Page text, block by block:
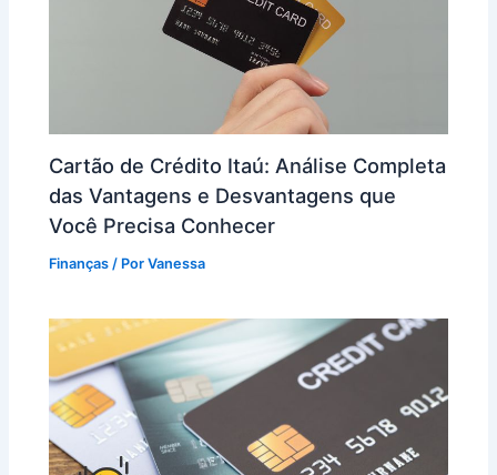
Cartão de Crédito Itaú: Análise Completa
das Vantagens e Desvantagens que
Você Precisa Conhecer
Finanças / PorVanessa